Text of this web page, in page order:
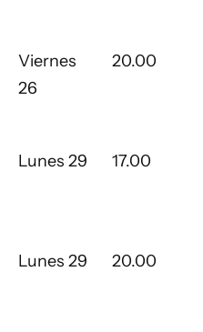
Viernes
26
20.00
Lunes 29 17.00
Lunes 29 20.00